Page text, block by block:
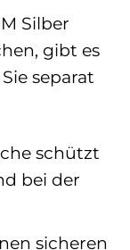
Silber
gibt es
Sie separat
schützt
bei der
sicheren